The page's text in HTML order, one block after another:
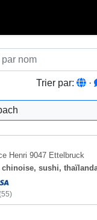
Trier par: ·
Henri 9047 Ettelbruck
chinoise, sushi,